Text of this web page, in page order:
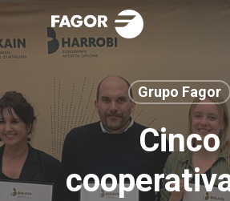
to
main
content
Grupo Fagor
Cinco